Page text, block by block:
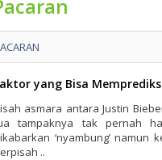
yang Bisa
asmara antara Justin
tampaknya tak pernah
‘nyambung’
..